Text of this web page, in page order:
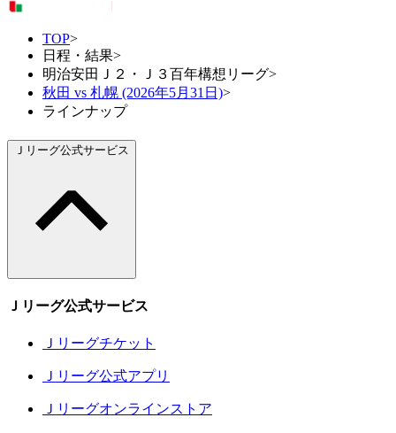
TOP>
日程・結果>
明治安田Ｊ２・Ｊ３百年構想リーグ>
秋田 vs 札幌 (2026年5月31日)>
ラインナップ
Ｊリーグ公式サービス
Ｊリーグ公式サービス
Ｊリーグチケット
Ｊリーグ公式アプリ
Ｊリーグオンラインストア